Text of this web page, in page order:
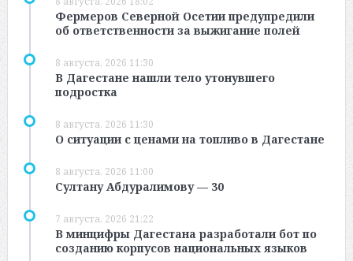
Фермеров Северной Осетии предупредили
об ответственности за выжигание полей
8 августа, 2026 11:30
В Дагестане нашли тело утонувшего
подростка
8 августа, 2026 11:30
О ситуации с ценами на топливо в Дагестане
8 августа, 2026 11:00
Султану Абдуралимову — 30
7 августа, 2026 21:22
В минцифры Дагестана разработали бот по
созданию корпусов национальных языков